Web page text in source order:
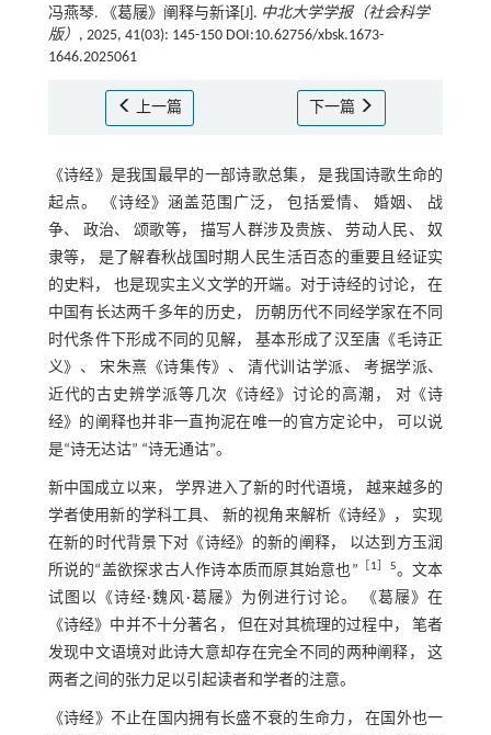
冯燕琴. 《葛屦》阐释与新译[J]. 中北大学学报（社会科学
版） , 2025, 41(03): 145-150 DOI:10.62756/xbsk.1673-
1646.2025061
上一篇 下一篇
《诗经》是我国最早的一部诗歌总集， 是我国诗歌生命的
起点。 《诗经》涵盖范围广泛， 包括爱情、 婚姻、 战
争、 政治、 颂歌等， 描写人群涉及贵族、 劳动人民、 奴
隶等， 是了解春秋战国时期人民生活百态的重要且经证实
的史料， 也是现实主义文学的开端。对于诗经的讨论， 在
中国有长达两千多年的历史， 历朝历代不同经学家在不同
时代条件下形成不同的见解， 基本形成了汉至唐《毛诗正
义》、 宋朱熹《诗集传》、 清代训诂学派、 考据学派、
近代的古史辨学派等几次《诗经》讨论的高潮， 对《诗
经》的阐释也并非一直拘泥在唯一的官方定论中， 可以说
是“诗无达诂” “诗无通诂”。
新中国成立以来， 学界进入了新的时代语境， 越来越多的
学者使用新的学科工具、 新的视角来解析《诗经》， 实现
在新的时代背景下对《诗经》的新的阐释， 以达到方玉润
所说的“盖欲探求古人作诗本质而原其始意也”
1 ］5。文本
试图以《诗经·魏风·葛屦》为例进行讨论。 《葛屦》在
《诗经》中并不十分著名， 但在对其梳理的过程中， 笔者
发现中文语境对此诗大意却存在完全不同的两种阐释， 这
两者之间的张力足以引起读者和学者的注意。
《诗经》不止在国内拥有长盛不衰的生命力， 在国外也一